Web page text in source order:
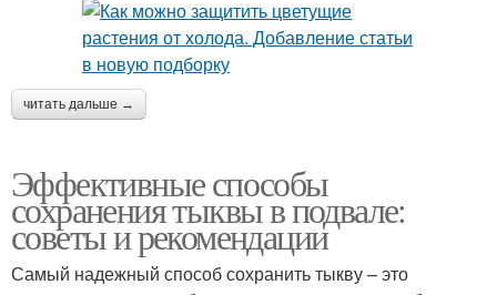
читать дальше →
Эффективные способы
сохранения тыквы в подвале:
советы и рекомендации
Самый надежный способ сохранить тыкву – это